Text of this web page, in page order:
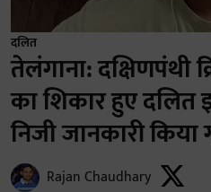
दलित
तेलंगाना: दक्षिणपंथी
का शिकार हुए
निजी जानकारी
Rajan Chaudhary